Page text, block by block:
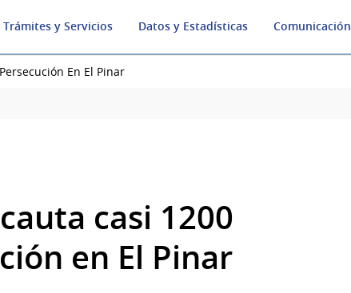
Trámites y Servicios Datos y Estadísticas Comunicación
En El Pinar
casi 1200
en El Pinar